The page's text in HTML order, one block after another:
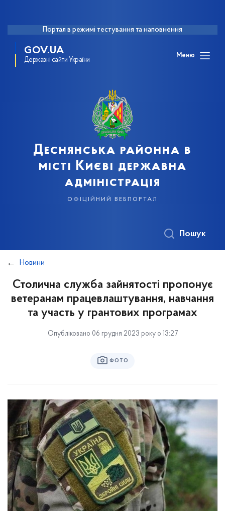
Портал в режимі тестування та наповнення
GOV.UA
Державні сайти України
Меню
Деснянська районна в
місті Києві державна
адміністрація
офіційний вебпортал
Пошук
Новини
Столична служба зайнятості пропонує
ветеранам працевлаштування, навчання
та участь у грантових програмах
Опубліковано 06 грудня 2023 року о 13:27
ФОТО